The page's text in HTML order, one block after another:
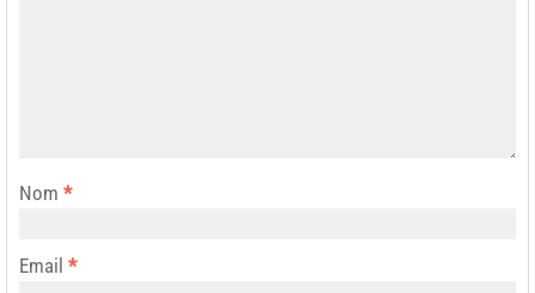
Nom *
Email *